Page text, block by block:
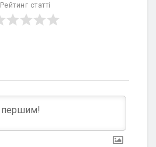
Рейтинг статті